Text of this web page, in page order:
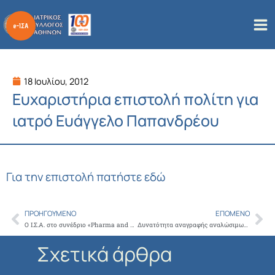
στο
περιεχόμενο
18 Ιουλίου, 2012
Ευχαριστήρια επιστολή πολίτη για
ιατρό Ευάγγελο Παπανδρέου
Για την επιστολή πατήστε εδώ
Prev
ΠΡΟΗΓΟΎΜΕΝΟ
Ο Ι.Σ.Α. στο συνέδριο «Pharma and health Conference 2012»
ΕΠΌΜΕΝΟ
Δυνατότητα αναγραφής αναλώσιμων για διαβητικούς από τους πιστοποιημένους γιατρούς
Σχετικά άρθρα